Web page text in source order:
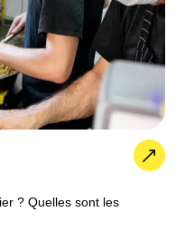
? Quelles sont les